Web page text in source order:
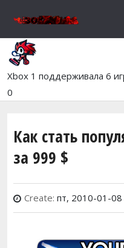
Xbox 1 поддерживала 6
0
Как стать
за 999 $
Create: пт, 2010-01-08